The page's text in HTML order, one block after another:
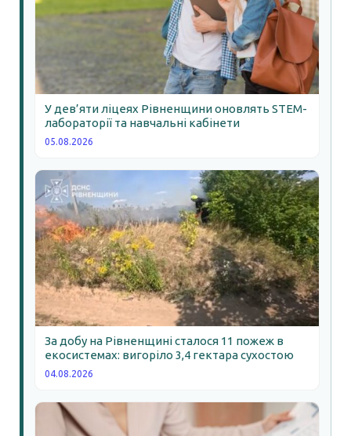
У дев’яти ліцеях Рівненщини оновлять STEM-
лабораторії та навчальні кабінети
05.08.2026
За добу на Рівненщині сталося 11 пожеж в
екосистемах: вигоріло 3,4 гектара сухостою
04.08.2026